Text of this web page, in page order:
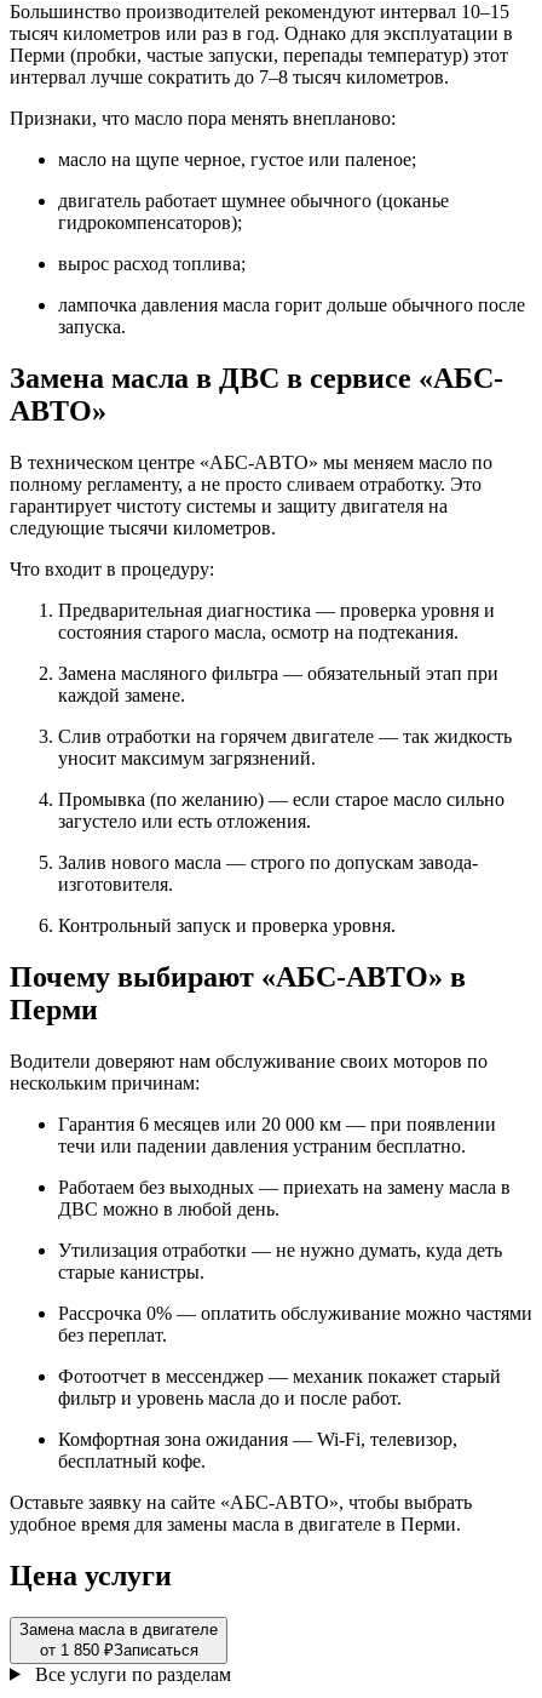
Большинство производителей рекомендуют интервал 10–15
тысяч километров или раз в год. Однако для эксплуатации в
Перми (пробки, частые запуски, перепады температур) этот
интервал лучше сократить до 7–8 тысяч километров.
Признаки, что масло пора менять внепланово:
масло на щупе черное, густое или паленое;
двигатель работает шумнее обычного (цоканье
гидрокомпенсаторов);
вырос расход топлива;
лампочка давления масла горит дольше обычного после
запуска.
Замена масла в ДВС в сервисе «АБС-
АВТО»
В техническом центре «АБС-АВТО» мы меняем масло по
полному регламенту, а не просто сливаем отработку. Это
гарантирует чистоту системы и защиту двигателя на
следующие тысячи километров.
Что входит в процедуру:
Предварительная диагностика — проверка уровня и
состояния старого масла, осмотр на подтекания.
Замена масляного фильтра — обязательный этап при
каждой замене.
Слив отработки на горячем двигателе — так жидкость
уносит максимум загрязнений.
Промывка (по желанию) — если старое масло сильно
загустело или есть отложения.
Залив нового масла — строго по допускам завода-
изготовителя.
Контрольный запуск и проверка уровня.
Почему выбирают «АБС-АВТО» в
Перми
Водители доверяют нам обслуживание своих моторов по
нескольким причинам:
Гарантия 6 месяцев или 20 000 км — при появлении
течи или падении давления устраним бесплатно.
Работаем без выходных — приехать на замену масла в
ДВС можно в любой день.
Утилизация отработки — не нужно думать, куда деть
старые канистры.
Рассрочка 0% — оплатить обслуживание можно частями
без переплат.
Фотоотчет в мессенджер — механик покажет старый
фильтр и уровень масла до и после работ.
Комфортная зона ожидания — Wi-Fi, телевизор,
бесплатный кофе.
Оставьте заявку на сайте «АБС-АВТО», чтобы выбрать
удобное время для замены масла в двигателе в Перми.
Цена услуги
Замена масла в двигателе
от 1 850 ₽Записаться
Все услуги по разделам